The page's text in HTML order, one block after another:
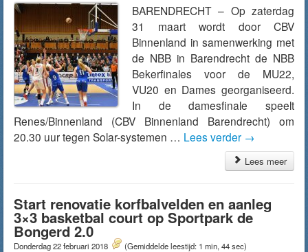
BARENDRECHT – Op zaterdag
31 maart wordt door CBV
Binnenland in samenwerking met
de NBB in Barendrecht de NBB
Bekerfinales voor de MU22,
VU20 en Dames georganiseerd.
In de damesfinale speelt
Renes/Binnenland (CBV Binnenland Barendrecht) om
20.30 uur tegen Solar-systemen … Lees verder →
Lees meer
Start renovatie korfbalvelden en aanleg
3×3 basketbal court op Sportpark de
Bongerd 2.0
Donderdag 22 februari 2018 (Gemiddelde leestijd: 1 min, 44 sec)